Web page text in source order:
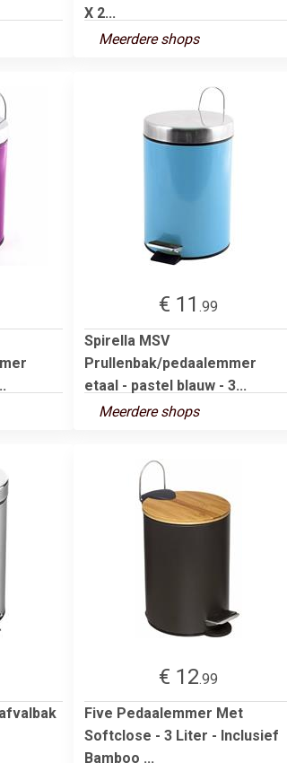
X 2...
Meerdere shops
€ 11 .99
Spirella MSV
Prullenbak/pedaalemmer
etaal - pastel blauw - 3...
Meerdere shops
€ 12.99
Five Pedaalemmer Met
Softclose - 3 Liter - Inclusief
Bamboo ...